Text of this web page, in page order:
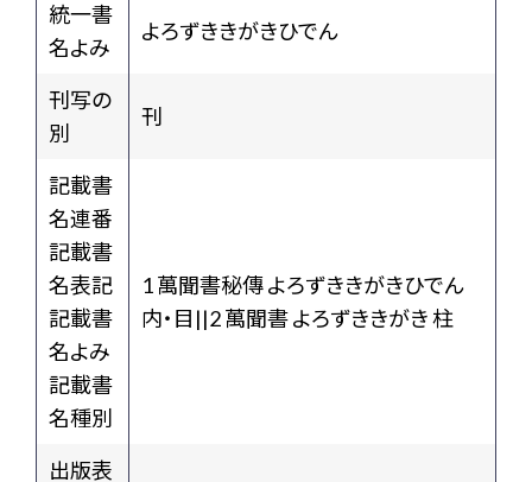
統一書
名よみ
よろずききがきひでん
刊写の
別
刊
記載書
名連番
記載書
名表記
記載書
名よみ
記載書
名種別
1 萬聞書秘傳 よろずききがきひでん
内・目||2 萬聞書 よろずききがき 柱
出版表